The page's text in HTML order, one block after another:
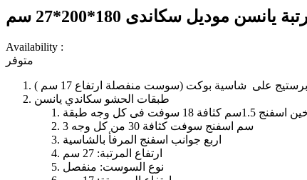
يانسن موديل سكاندى 180*200*27 سم
Availability :
متوفر
على شاسية بوكت (سوست منفصلة ارتفاع 17 سم )
طبقات الحشو سكاندي يانسن
3 سم اسفنج سوفت كثافة 30 من كل وجه
اربع جوانب اسفنج المرفأ بالشاسية
ارتفاع المرتبة: 27 سم
نوع السوست: منفصل